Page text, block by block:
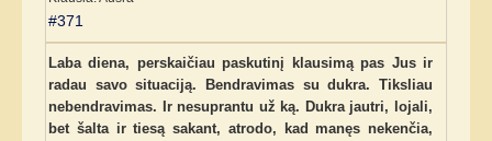
#371
Laba diena, perskaičiau paskutinį klausimą pas Jus ir
radau savo situaciją. Bendravimas su dukra. Tiksliau
nebendravimas. Ir nesuprantu už ką. Dukra jautri, lojali,
bet šalta ir tiesą sakant, atrodo, kad manęs nekenčia,